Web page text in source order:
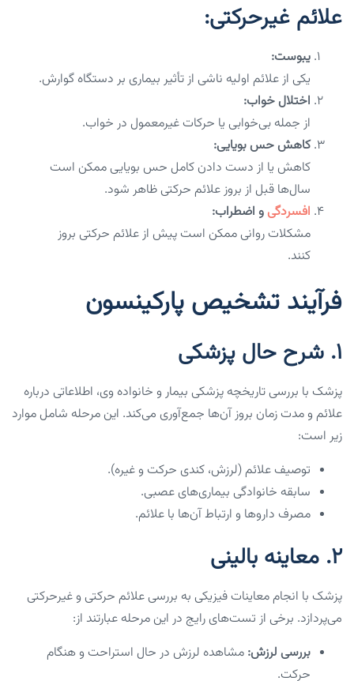
علائم غیرحرکتی:
یبوست:
یکی از علائم اولیه ناشی از تأثیر بیماری بر دستگاه گوارش.
اختلال خواب:
از جمله بی‌خوابی یا حرکات غیرمعمول در خواب.
کاهش حس بویایی:
کاهش یا از دست دادن کامل حس بویایی ممکن است
سال‌ها قبل از بروز علائم حرکتی ظاهر شود.
افسردگی و اضطراب:
مشکلات روانی ممکن است پیش از علائم حرکتی بروز
کنند.
فرآیند تشخیص پارکینسون
۱. شرح حال پزشکی
پزشک با بررسی تاریخچه پزشکی بیمار و خانواده وی، اطلاعاتی درباره
علائم و مدت زمان بروز آن‌ها جمع‌آوری می‌کند. این مرحله شامل موارد
زیر است:
توصیف علائم (لرزش، کندی حرکت و غیره).
سابقه خانوادگی بیماری‌های عصبی.
مصرف داروها و ارتباط آن‌ها با علائم.
۲. معاینه بالینی
پزشک با انجام معاینات فیزیکی به بررسی علائم حرکتی و غیرحرکتی
می‌پردازد. برخی از تست‌های رایج در این مرحله عبارتند از:
بررسی لرزش: مشاهده لرزش در حال استراحت و هنگام
حرکت.